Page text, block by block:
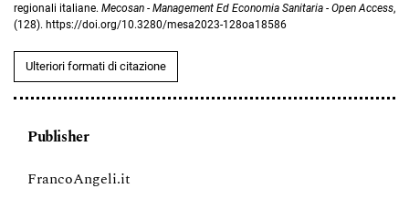
regionali italiane. Mecosan - Management Ed Economia Sanitaria - Open Access,
(128). https://doi.org/10.3280/mesa2023-128oa18586
Ulteriori formati di citazione
Publisher
FrancoAngeli.it